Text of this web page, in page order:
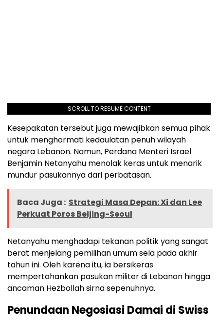
SCROLL TO RESUME CONTENT
Kesepakatan tersebut juga mewajibkan semua pihak
untuk menghormati kedaulatan penuh wilayah
negara Lebanon. Namun, Perdana Menteri Israel
Benjamin Netanyahu menolak keras untuk menarik
mundur pasukannya dari perbatasan.
Baca Juga : Strategi Masa Depan: Xi dan Lee
Perkuat Poros Beijing-Seoul
Netanyahu menghadapi tekanan politik yang sangat
berat menjelang pemilihan umum sela pada akhir
tahun ini. Oleh karena itu, ia bersikeras
mempertahankan pasukan militer di Lebanon hingga
ancaman Hezbollah sirna sepenuhnya.
Penundaan Negosiasi Damai di Swiss